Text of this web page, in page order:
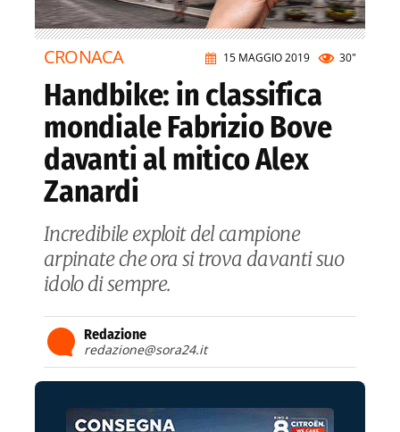
15 MAGGIO 2019 30"
CRONACA
Handbike: in classifica
mondiale Fabrizio Bove
davanti al mitico Alex
Zanardi
Incredibile exploit del campione
arpinate che ora si trova davanti suo
idolo di sempre.
Redazione
redazione@sora24.it